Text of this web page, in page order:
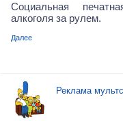
Социальная
алкоголя за рулем.
Далее
Реклама